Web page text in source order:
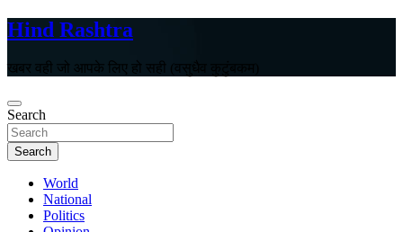
Hind Rashtra
खबर वही जो आपके लिए हो सही (वसुधैव कुटुंबकम)
Search
Search
World
National
Politics